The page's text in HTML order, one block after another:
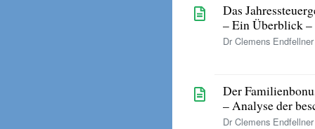
Das
– Ein Überblick –
Dr Clemens
Der
– Analyse der
Dr Clemens